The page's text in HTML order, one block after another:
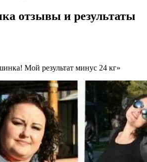
отзывы и результаты
Мой результат минус 24 кг»